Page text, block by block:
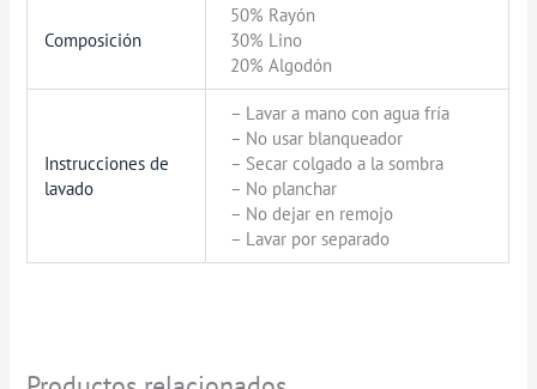
Composición
50% Rayón
30% Lino
20% Algodón
Instrucciones de
lavado
– Lavar a mano con agua fría
– No usar blanqueador
– Secar colgado a la sombra
– No planchar
– No dejar en remojo
– Lavar por separado